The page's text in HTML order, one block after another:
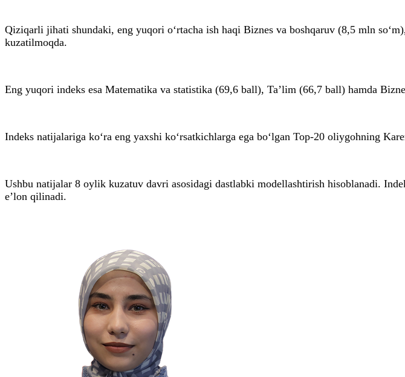
Qiziqarli jihati shundaki, eng yuqori o‘rtacha ish haqi Biznes va boshqaruv (8,5 mln
kuzatilmoqda.
Eng yuqori indeks esa Matematika va statistika (69,6 ball), Ta’lim (66,7 ball) hamda
Indeks natijalariga ko‘ra eng yaxshi ko‘rsatkichlarga ega bo‘lgan Top-20 oliygohning
Ushbu natijalar 8 oylik kuzatuv davri asosidagi dastlabki modellashtirish hisoblanadi.
e’lon qilinadi.